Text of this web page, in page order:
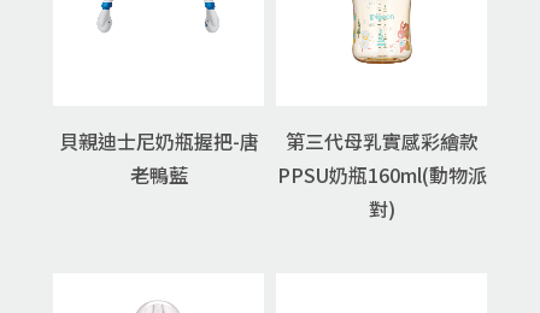
貝親迪士尼奶瓶握把-唐
老鴨藍
第三代母乳實感彩繪款
PPSU奶瓶160ml(動物派
對)